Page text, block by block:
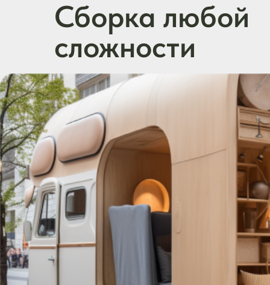
Только русские сборщики с
опытом работы от 2х лет
Сборка шкафов-купе,
спальных кроватей, кухонных
гарнитуров и фасадов,
гардеробных, прихожих,